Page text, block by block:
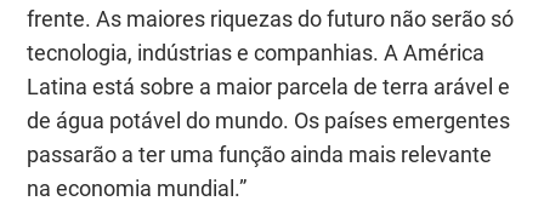
frente. As maiores riquezas do futuro não serão só
tecnologia, indústrias e companhias. A América
Latina está sobre a maior parcela de terra arável e
de água potável do mundo. Os países emergentes
passarão a ter uma função ainda mais relevante
na economia mundial.”